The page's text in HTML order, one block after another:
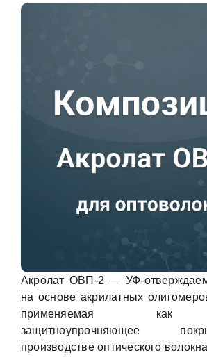
Акролат ОВП-2 — УФ-
на основе акрилатных
применяемая как
защитноупрочняющее
производстве оптического